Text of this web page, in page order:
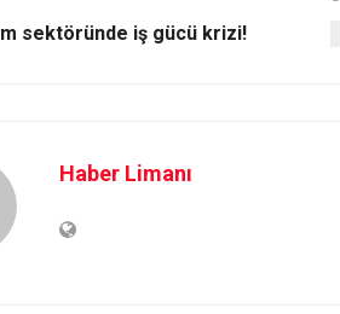
sektöründe iş gücü krizi!
Haber Limanı